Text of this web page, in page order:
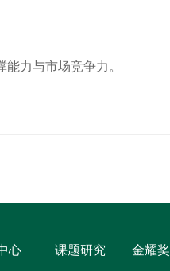
力与市场竞争力。
心 课题研究 金耀奖